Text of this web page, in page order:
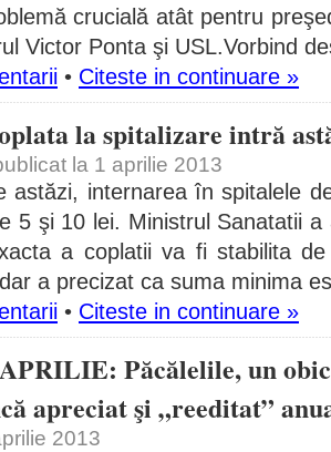
crucială atât pentru
Victor Ponta şi USL.Vorbind
• Citeste in continuare »
la spitalizare intră
la 1 aprilie 2013
astăzi, internarea în spitalele
5 şi 10 lei. Ministrul Sanatatii
a coplatii va fi stabilita
a precizat ca suma minima
• Citeste in continuare »
Păcălelile, un
apreciat şi „reeditat”
2013